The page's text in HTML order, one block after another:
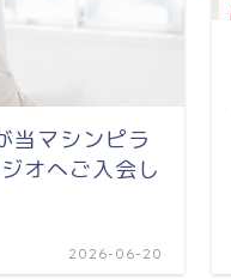
当マシンピラ
オへご入会し
2026-06-20